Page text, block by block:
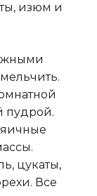
изюм и
пудрой.
яичные
цукаты,
Все